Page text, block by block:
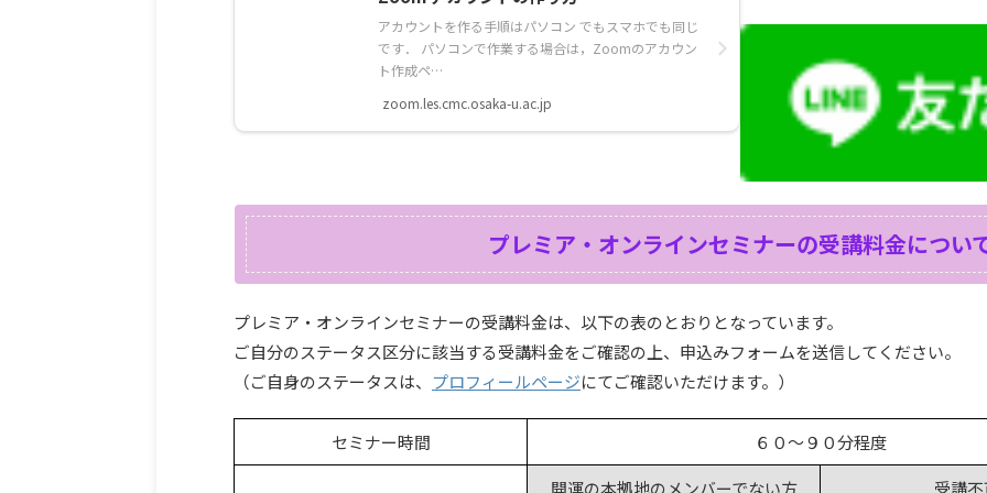
アカウントを作る手順はパソコン でもスマホでも同じ
です． パソコンで作業する場合は，Zoomのアカウン
ト作成ペ…
zoom.les.cmc.osaka-u.ac.jp
プレミア・オンラインセミナーの受講料金につい
プレミア・オンラインセミナーの受講料金は、以下の表のとおりとなっています。
ご自分のステータス区分に該当する受講料金をご確認の上、申込みフォームを送信してください。
（ご自身のステータスは、 プロフィールページにてご確認いただけます。）
セミナー時間
６０〜９０分程度
開運の本拠地のメンバーでない方
受講